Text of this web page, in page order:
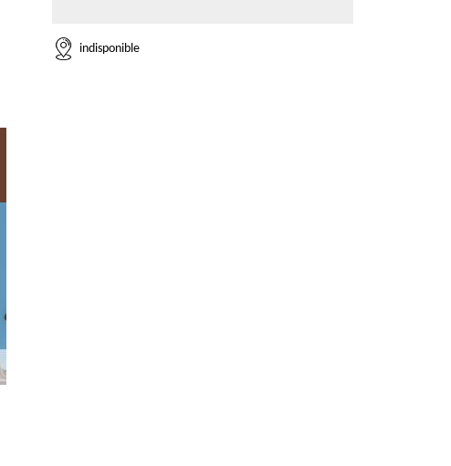
indisponible